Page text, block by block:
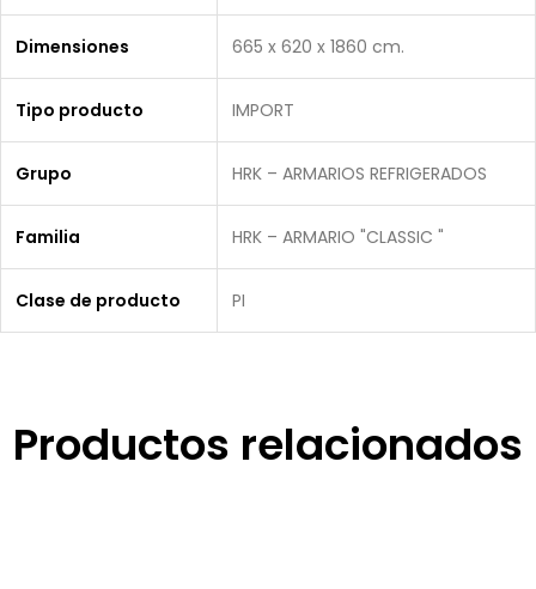
Dimensiones 665 x 620 x 1860 cm.
Tipo producto IMPORT
Grupo HRK – ARMARIOS REFRIGERADOS
Familia HRK – ARMARIO "CLASSIC "
Clase de producto PI
Productos relacionados